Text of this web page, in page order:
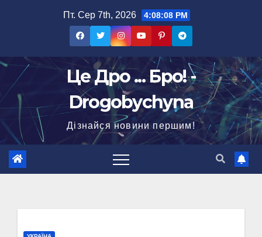
Пт. Сер 7th, 2026 4:08:09 PM
Це Дро ... Бро! -
Drogobychyna
Дізнайся новини першим!